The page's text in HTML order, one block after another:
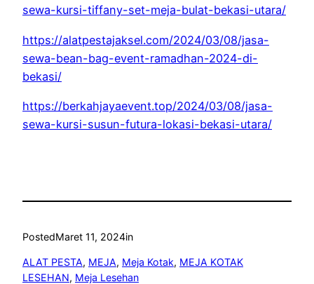
sewa-kursi-tiffany-set-meja-bulat-bekasi-utara/
https://alatpestajaksel.com/2024/03/08/jasa-
sewa-bean-bag-event-ramadhan-2024-di-
bekasi/
https://berkahjayaevent.top/2024/03/08/jasa-
sewa-kursi-susun-futura-lokasi-bekasi-utara/
PostedMaret 11, 2024in
ALAT PESTA, MEJA, Meja Kotak, MEJA KOTAK
LESEHAN, Meja Lesehan